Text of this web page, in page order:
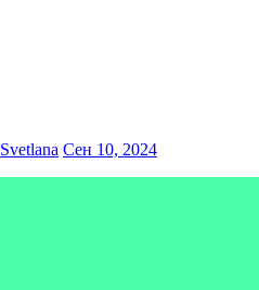
Svetlana Сен 10, 2024